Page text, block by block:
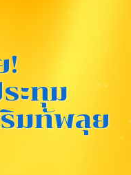
!
ะทุม
มทัพลุย